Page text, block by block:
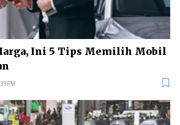
Ini 5 Tips Memilih Mobil